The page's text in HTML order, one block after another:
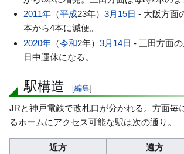
2011年 （平成23年）3月15日 - 大阪方面
本から4本に減便。
2020年 （令和2年）3月14日 - 三田方面の
日中運休になる。
駅構造 [編集]
JRと神戸電鉄で改札口が分かれる。方面毎
るホームにアクセス可能な駅は次の通り。
近方
遠方